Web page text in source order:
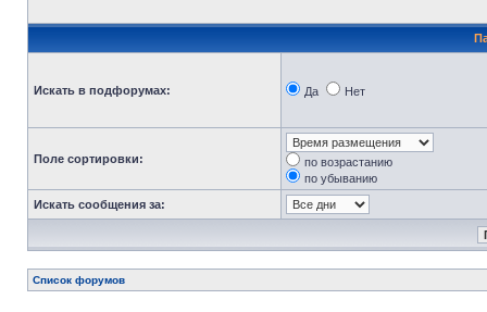
Искать в подфорумах: Да Нет
Поле сортировки:
по возрастанию
по убыванию
Искать сообщения за:
Список форумов